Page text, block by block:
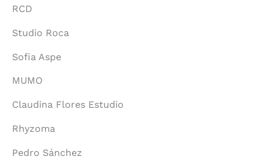
RCD
Studio Roca
Sofia Aspe
MUMO
Claudina Flores Estudio
Rhyzoma
Pedro Sánchez